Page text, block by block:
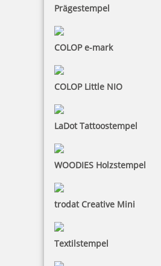
Prägestempel
COLOP e-mark
COLOP Little NIO
LaDot Tattoostempel
WOODIES Holzstempel
trodat Creative Mini
Textilstempel
56,80 €
1.869,20 €